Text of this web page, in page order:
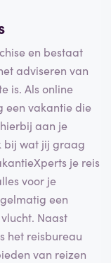
en bestaat
adviseren van
is. Als online
een vakantie die
aan je
bij wat jij graag
je reis
voor je
een
Naast
het reisbureau
van reizen